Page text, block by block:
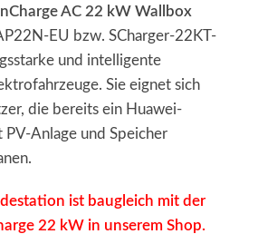
AC 22 kW Wallbox
EU bzw. SCharger-22KT-
und intelligente
Sie eignet sich
die bereits ein Huawei-
PV-Anlage und Speicher
ist baugleich mit der
22 kW in unserem Shop.